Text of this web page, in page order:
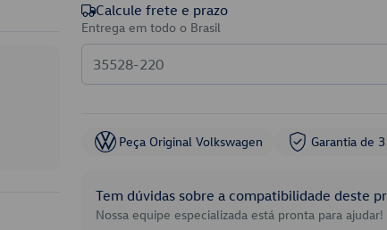
Calcule frete e prazo
Entrega em todo o Brasil
Peça Original Volkswagen Garantia de
Tem dúvidas sobre a compatibilidade deste
Nossa equipe especializada está pronta para ajudar!